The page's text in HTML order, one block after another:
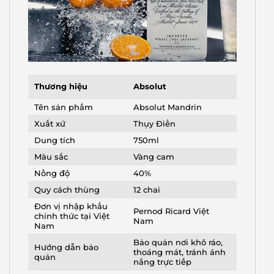
Thương hiệu Absolut
Tên sản phẩm
Absolut Mandrin
Xuất xứ
Thụy Điển
Dung tích
750ml
Màu sắc
Vàng cam
Nồng độ
40%
Quy cách thùng
12 chai
Đơn vị nhập khẩu
chính thức tại Việt
Nam
Pernod Ricard Việt
Nam
Hướng dẫn bảo
quản
Bảo quản nơi khô ráo,
thoáng mát, tránh ánh
nắng trực tiếp